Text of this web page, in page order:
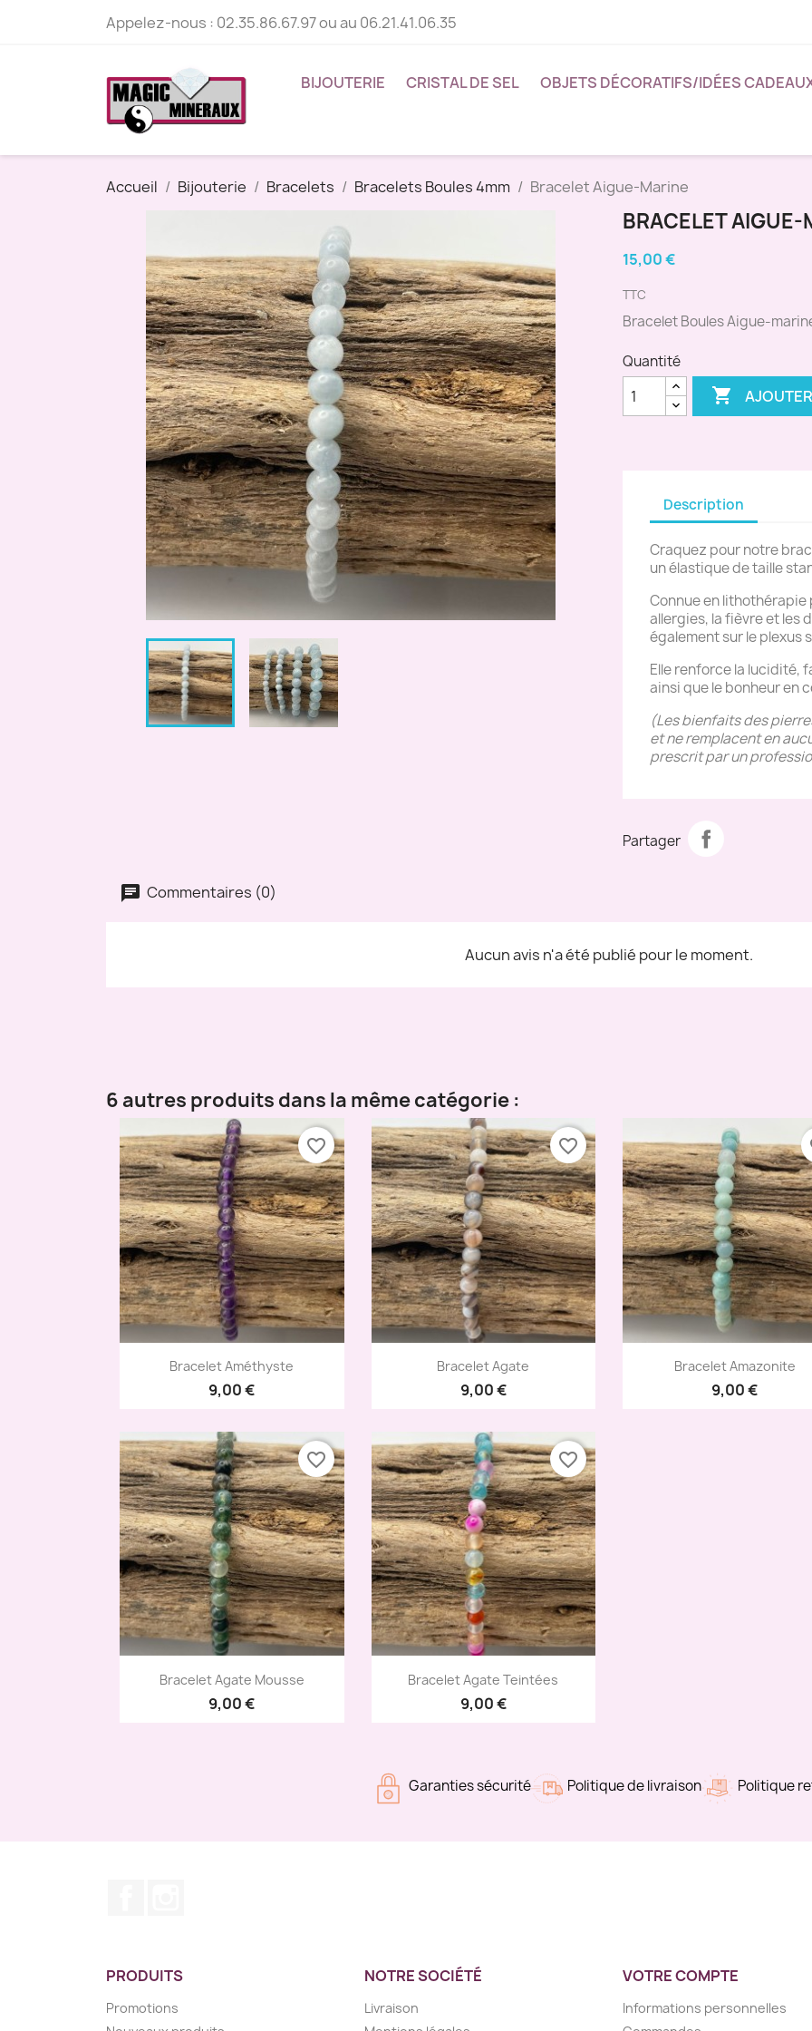
Appelez-nous : 02.35.86.67.97 ou au 06.21.41.06.35
BIJOUTERIE CRISTAL DE SEL OBJETS DÉCORATIFS/IDÉES
Accueil Bijouterie Bracelets Bracelets Boules 4mm Bracelet Aigue-Marine
BRACELET AIGUE-
15,00 €
TTC
Bracelet Boules Aigue-
Quantité

Description
Craquez pour notre
un élastique de taille
Connue en lithothérapie
allergies, la fièvre et les
également sur le plexus
Elle renforce la lucidité,
ainsi que le bonheur en
(Les bienfaits des
et ne remplacent en
prescrit par un
Partager
Commentaires (0)
Aucun avis n'a été publié pour le moment.
6 autres produits dans la même catégorie :
Aperçu rapide
Bracelet Améthyste
9,00 €
favorite_border
Aperçu rapide
Bracelet Agate
9,00 €
favorite_border
Aperçu rapide
Bracelet Amazonite
9,00 €
Aperçu rapide
Bracelet Agate Mousse
9,00 €
favorite_border
Aperçu rapide
Bracelet Agate Teintées
9,00 €
favorite_border
Garanties sécurité Politique de livraison Politique
PRODUITS
Promotions
NOTRE SOCIÉTÉ
Livraison
VOTRE COMPTE
Informations personnelles